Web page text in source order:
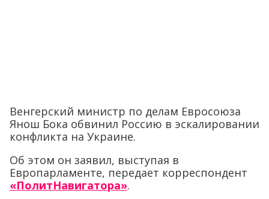
Венгерский министр по делам Евросоюза
Янош Бока обвинил Россию в эскалировании
конфликта на Украине.
Об этом он заявил, выступая в
Европарламенте, передает корреспондент
«ПолитНавигатора».